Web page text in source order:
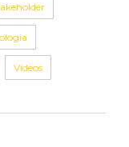
Vídeos